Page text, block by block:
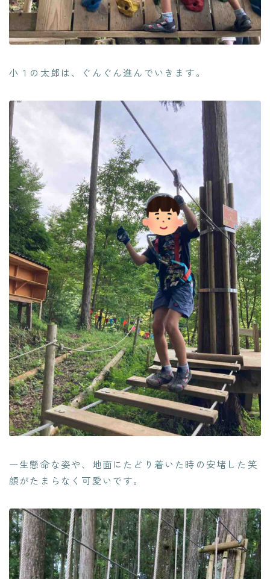
小１の太郎は、ぐんぐん進んでいきます。
一生懸命な姿や、地面にたどり着いた時の安堵した笑
顔がたまらなく可愛いです。